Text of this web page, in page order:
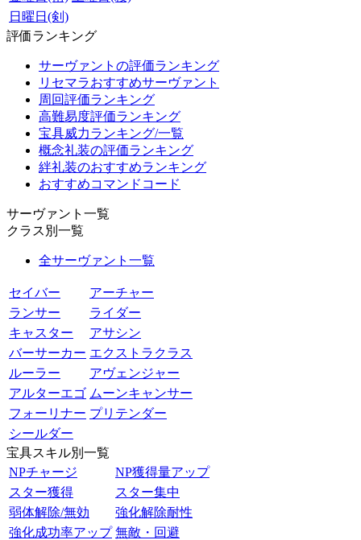
日曜日(剣)
評価ランキング
サーヴァントの評価ランキング
リセマラおすすめサーヴァント
周回評価ランキング
高難易度評価ランキング
宝具威力ランキング/一覧
概念礼装の評価ランキング
絆礼装のおすすめランキング
おすすめコマンドコード
サーヴァント一覧
クラス別一覧
全サーヴァント一覧
セイバー
アーチャー
ランサー
ライダー
キャスター
アサシン
バーサーカー エクストラクラス
ルーラー
アヴェンジャー
アルターエゴ ムーンキャンサー
フォーリナー プリテンダー
シールダー
宝具スキル別一覧
NPチャージ
NP獲得量アップ
スター獲得
スター集中
弱体解除/無効
強化解除耐性
強化成功率アップ 無敵・回避